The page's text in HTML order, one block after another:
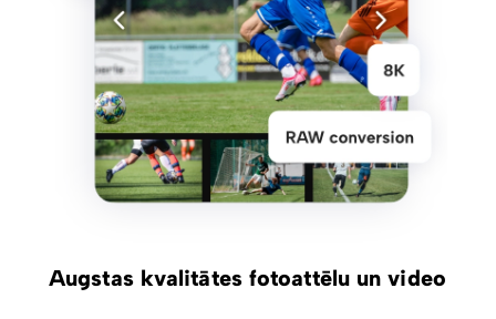
Augstas kvalitātes fotoattēlu un video